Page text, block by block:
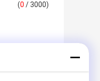
(0 / 3000)